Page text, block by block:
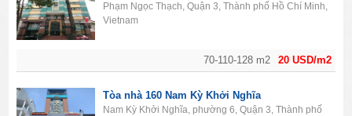
20 USD/m2
70-110-128 m2
Phạm Ngọc Thạch, Quận 3, Thành phố Hồ Chí Minh,
Vietnam
Tòa nhà 160 Nam Kỳ Khởi Nghĩa
Nam Kỳ Khởi Nghĩa, phường 6, Quận 3, Thành phố